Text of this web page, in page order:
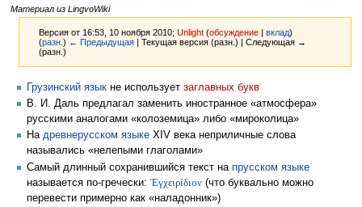
Материал из LingvoWiki
Версия от 16:53, 10 ноября 2010;Unlight (обсуждение |вклад)
(разн.) ← Предыдущая | Текущая версия (разн.) | Следующая →
(разн.)
Перейти
навигации
Перейти
поиску
Грузинский язык не использует заглавных букв
В. И. Даль предлагал заменить иностранное «атмосфера»
русскими аналогами «колоземица» либо «мироколица»
На древнерусском языке XIV века неприличные слова
назывались «нелепыми глаголами»
Самый длинный сохранившийся текст на прусском языке
называется по‑гречески: Ἐγχειρίδιον (что буквально можно
перевести примерно как «наладонник»)